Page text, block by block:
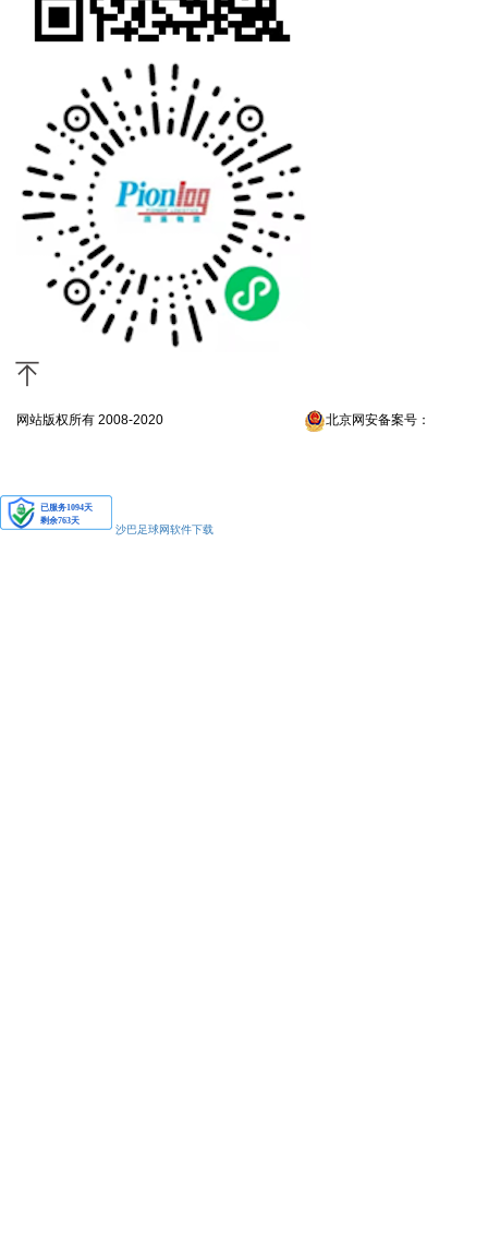
网站版权所有 2008-2020 北京网安备案号：
沙巴足球网软件下载